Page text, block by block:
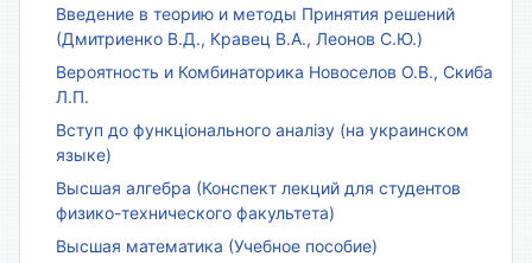
Введение в теорию и методы Принятия решений
(Дмитриенко В.Д., Кравец В.А., Леонов С.Ю.)
Вероятность и Комбинаторика Новоселов О.В., Скиба
Л.П.
Вступ до функціонального аналізу (на украинском
языке)
Высшая алгебра (Конспект лекций для студентов
физико-технического факультета)
Высшая математика (Учебное пособие)